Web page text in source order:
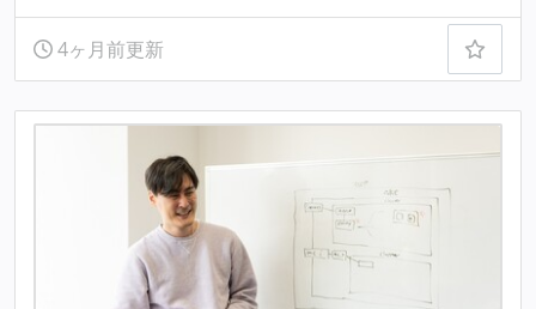
4ヶ月前更新